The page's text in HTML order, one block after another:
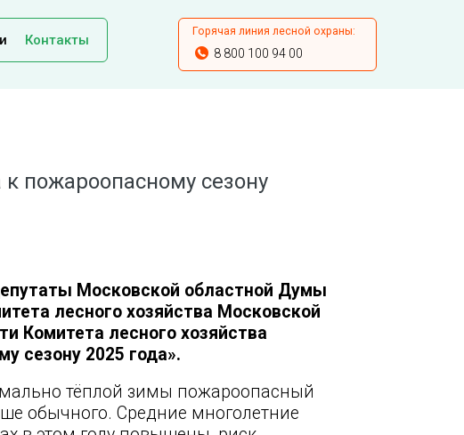
Контакты
Горячая линия лесной охраны:
8 800 100 94 00
пожароопасному сезону
Московской областной Думы
лесного хозяйства Московской
Комитета лесного хозяйства
сезону 2025 года».
тёплой зимы пожароопасный
обычного. Средние многолетние